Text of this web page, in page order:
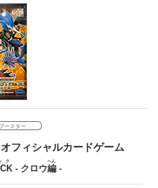
ースター
オフィシャルカードゲーム
ク
- クロウ編
へん
-